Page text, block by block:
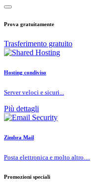
Prova gratuitamente
Trasferimento gratuito
Hosting condiviso
Server veloci e sicuri...
Più dettagli
Zimbra Mail
Posta elettronica e molto altro…
Promozioni speciali